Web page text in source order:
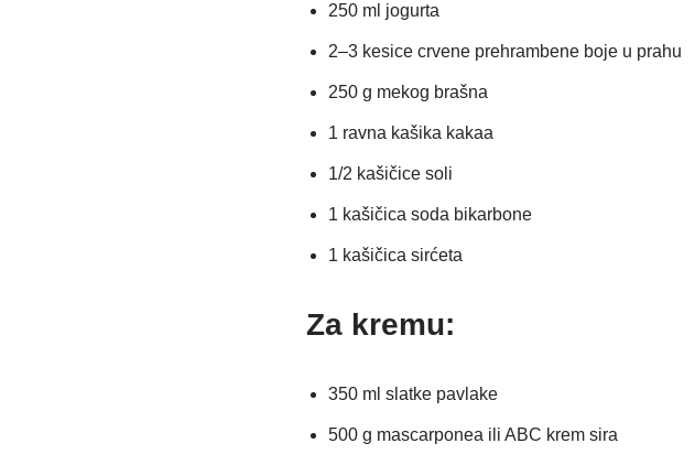
250 ml jogurta
2–3 kesice crvene prehrambene boje u prahu
250 g mekog brašna
1 ravna kašika kakaa
1/2 kašičice soli
1 kašičica soda bikarbone
1 kašičica sirćeta
Za kremu:
350 ml slatke pavlake
500 g mascarponea ili ABC krem sira